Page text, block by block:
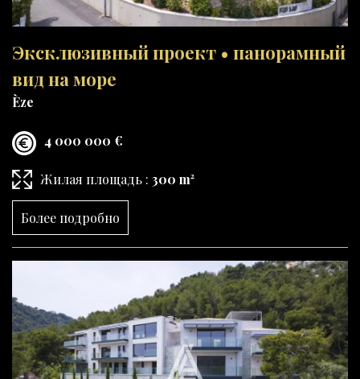
Эксклюзивный проект • панорамный
вид на море
Èze
4 000 000 €
Жилая площадь : 300 m²
Более подробно